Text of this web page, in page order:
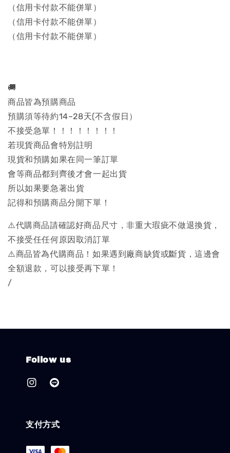
（信用卡付款不能併單）
（信用卡付款不能併單）
（信用卡付款不能併單）
🚚
商品皆為預購商品
預購須等待約14~28天(不含假日）
不接受急單！！！！！！！！
若現貨商品會特別註明
現貨和預購如果在同一筆訂單
會等商品都到齊後才會一起出貨
所以如果要急著出貨
記得和預購商品分開下單！
⚠️代購商品請確認好商品尺寸，非重大瑕疵不做退換貨，
不接受任任何原因取消訂單
⚠️商品皆為代購商品！如果遇到廠商缺貨或斷貨，這邊會
全額退款，可以接受再下單！
/
Follow us
支付方式